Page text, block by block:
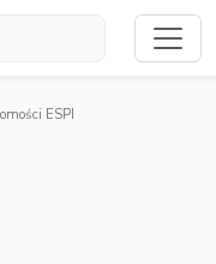
ESPI